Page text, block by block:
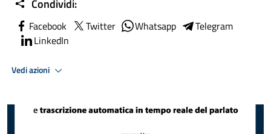
Condividi:
Facebook Twitter Whatsapp
Telegram
LinkedIn
Vedi azioni